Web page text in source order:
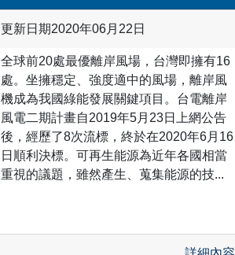
更新日期2020年06月22日
全球前20處最優離岸風場，台灣即擁有16
處。坐擁穩定、強度適中的風場，離岸風
機成為我國綠能發展關鍵項目。台電離岸
風電二期計畫自2019年5月23日上網公告
後，經歷了8次流標，終於在2020年6月16
日順利決標。可再生能源為近年各國相當
重視的議題，雖然產生、蒐集能源的技...